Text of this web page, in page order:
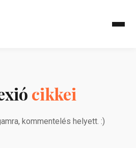
cikkei
kommentelés helyett. :)